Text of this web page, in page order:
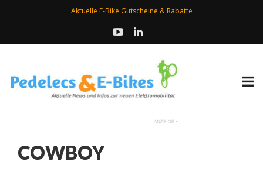
Aktuelle E-Bike Gutscheine & Rabatte
COWBOY